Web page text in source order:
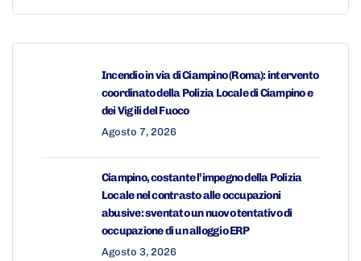
Incendio in via di Ciampino (Roma): intervento
coordinato della Polizia Locale di Ciampino e
dei Vigili del Fuoco
Agosto 7, 2026
Ciampino, costante l’impegno della Polizia
Locale nel contrasto alle occupazioni
abusive: sventato un nuovo tentativo di
occupazione di un alloggio ERP
Agosto 3, 2026